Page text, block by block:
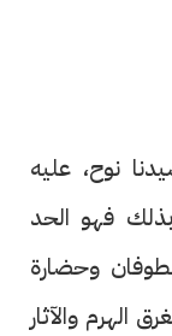
نوح، عليه
فهو الحد
وحضارة
الهرم والآثار